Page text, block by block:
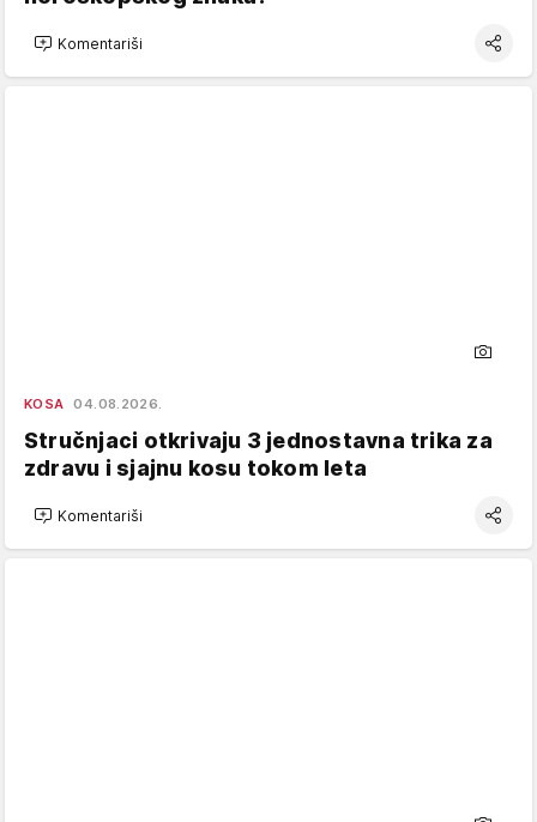
Komentariši
KOSA 04.08.2026.
Stručnjaci otkrivaju 3 jednostavna trika za
zdravu i sjajnu kosu tokom leta
Komentariši